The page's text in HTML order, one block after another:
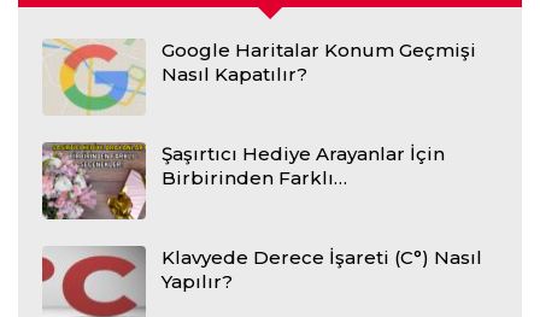
Google Haritalar Konum Geçmişi
Nasıl Kapatılır?
Şaşırtıcı Hediye Arayanlar İçin
Birbirinden Farklı…
Klavyede Derece İşareti (C°) Nasıl
Yapılır?